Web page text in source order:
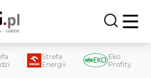
Strefa
Energii
Eko
Profity